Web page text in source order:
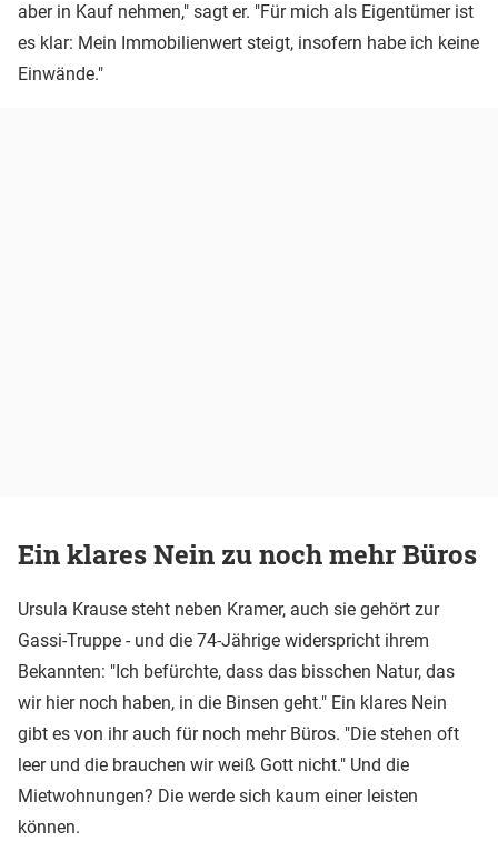
aber in Kauf nehmen," sagt er. "Für mich als Eigentümer ist
es klar: Mein Immobilienwert steigt, insofern habe ich keine
Einwände."
Ein klares Nein zu noch mehr Büros
Ursula Krause steht neben Kramer, auch sie gehört zur
Gassi-Truppe - und die 74-Jährige widerspricht ihrem
Bekannten: "Ich befürchte, dass das bisschen Natur, das
wir hier noch haben, in die Binsen geht." Ein klares Nein
gibt es von ihr auch für noch mehr Büros. "Die stehen oft
leer und die brauchen wir weiß Gott nicht." Und die
Mietwohnungen? Die werde sich kaum einer leisten
können.